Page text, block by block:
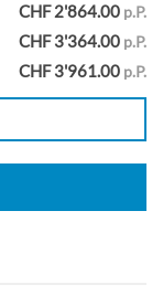
CHF 2'864.00 p.P.
CHF 3'364.00 p.P.
CHF 3'961.00 p.P.